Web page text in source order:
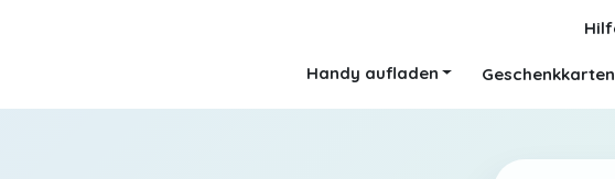
Handy aufladen Geschenkkarten